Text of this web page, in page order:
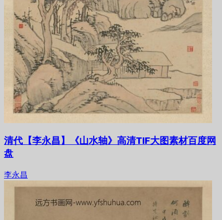
清代【李永昌】《山水轴》高清TIF大图素材百度网
盘
李永昌